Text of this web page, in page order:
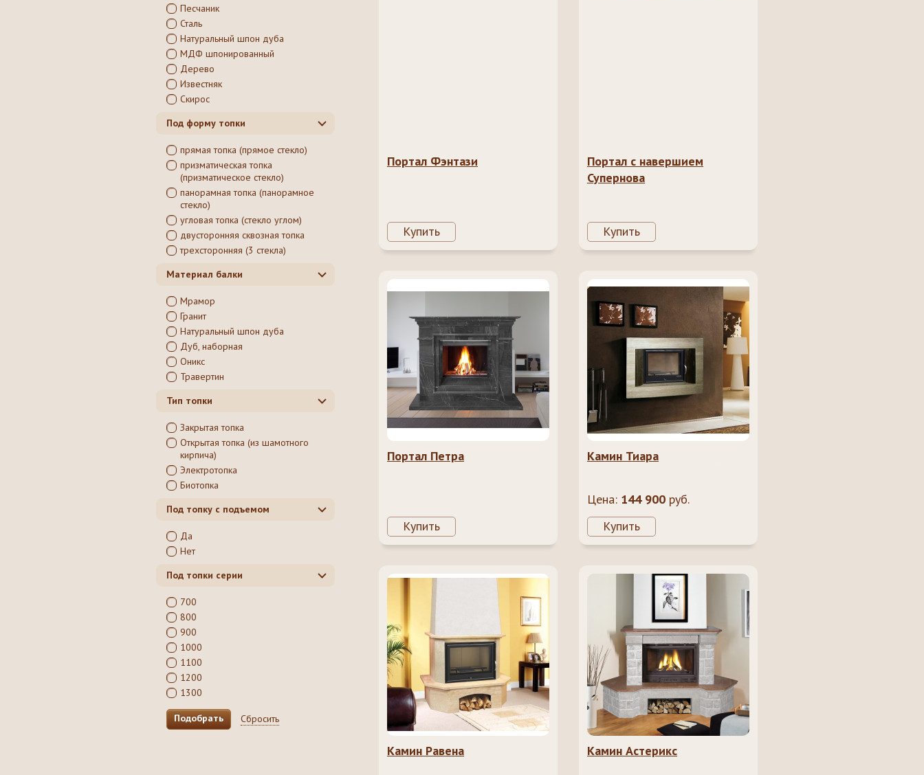
Портал Фэнтази
Купить
Портал с навершием
Супернова
Купить
Портал Петра
Купить
Камин Тиара
Цена: 144 900 руб.
Купить
Камин Равена Камин Астерикс
Песчаник
Сталь
Натуральный шпон дуба
МДФ шпонированный
Дерево
Известняк
Скирос
Под форму топки
прямая топка (прямое стекло)
призматическая топка
(призматическое стекло)
панорамная топка (панорамное
стекло)
угловая топка (стекло углом)
двусторонняя сквозная топка
трехсторонняя (3 стекла)
Материал балки
Мрамор
Гранит
Натуральный шпон дуба
Дуб, наборная
Оникс
Травертин
Тип топки
Закрытая топка
Открытая топка (из шамотного
кирпича)
Электротопка
Биотопка
Под топку с подъемом
Да
Нет
Под топки серии
700
800
900
1000
1100
1200
1300
Сбросить